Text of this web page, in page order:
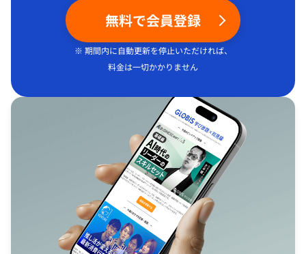
無料で会員登録
※ 期間内に自動更新を停止いただければ、
料金は一切かかりません